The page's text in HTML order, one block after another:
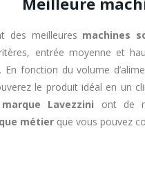
des meilleures machines
entrée moyenne et
En fonction du volume
le produit idéal en un
marque Lavezzini ont de
métier que vous pouvez